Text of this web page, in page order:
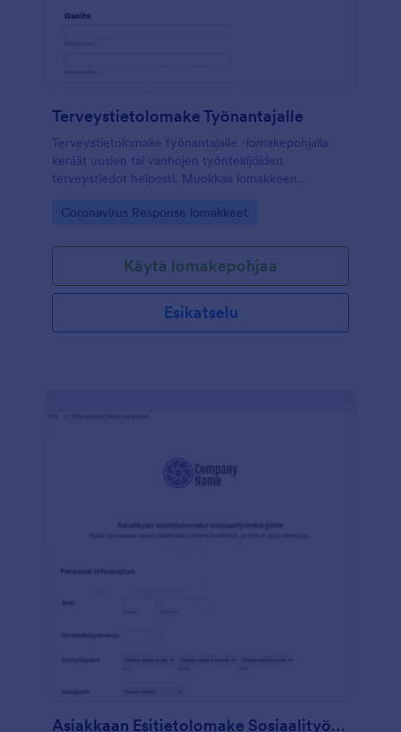
Terveystietolomake Työnantajalle
Terveystietolomake työnantajalle -lomakepohjalla
keräät uusien tai vanhojen työntekijöiden
terveystiedot helposti. Muokkaa lomakkeen
joilla voit vastaanottaa myös tiedostolatauksia
yhteensopivuuden käyttöön arkaluontoisten tietojen
suojaamiseksi.
Go to Category:
Coronavirus Response lomakkeet
Käytä lomakepohjaa
Esikatselu
Asiakkaan Esitietolomake Sosiaalityöntekijöille